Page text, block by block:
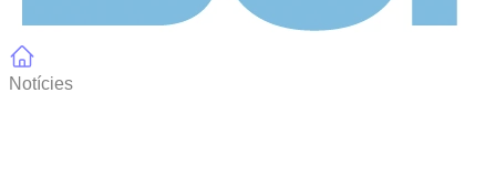
Notícies